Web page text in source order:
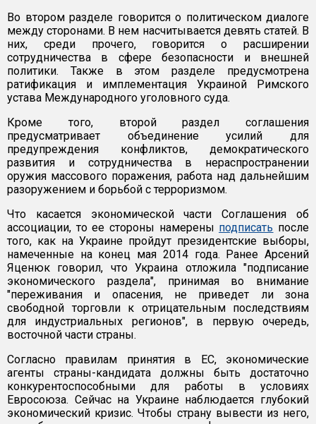
Во втором разделе говорится о политическом диалоге
между сторонами. В нем насчитывается девять статей. В
них, среди прочего, говорится о расширении
сотрудничества в сфере безопасности и внешней
политики. Также в этом разделе предусмотрена
ратификация и имплементация Украиной Римского
устава Международного уголовного суда.
Кроме того, второй раздел соглашения
предусматривает объединение усилий для
предупреждения конфликтов, демократического
развития и сотрудничества в нераспространении
оружия массового поражения, работа над дальнейшим
разоружением и борьбой с терроризмом.
Что касается экономической части Соглашения об
ассоциации, то ее стороны намерены подписать после
того, как на Украине пройдут президентские выборы,
намеченные на конец мая 2014 года. Ранее Арсений
Яценюк говорил, что Украина отложила "подписание
экономического раздела", принимая во внимание
"переживания и опасения, не приведет ли зона
свободной торговли к отрицательным последствиям
для индустриальных регионов", в первую очередь,
восточной части страны.
Согласно правилам принятия в ЕС, экономические
агенты страны-кандидата должны быть достаточно
конкурентоспособными для работы в условиях
Евросоюза. Сейчас на Украине наблюдается глубокий
экономический кризис. Чтобы страну вывести из него,